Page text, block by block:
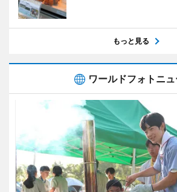
もっと見る
ワールドフォトニ